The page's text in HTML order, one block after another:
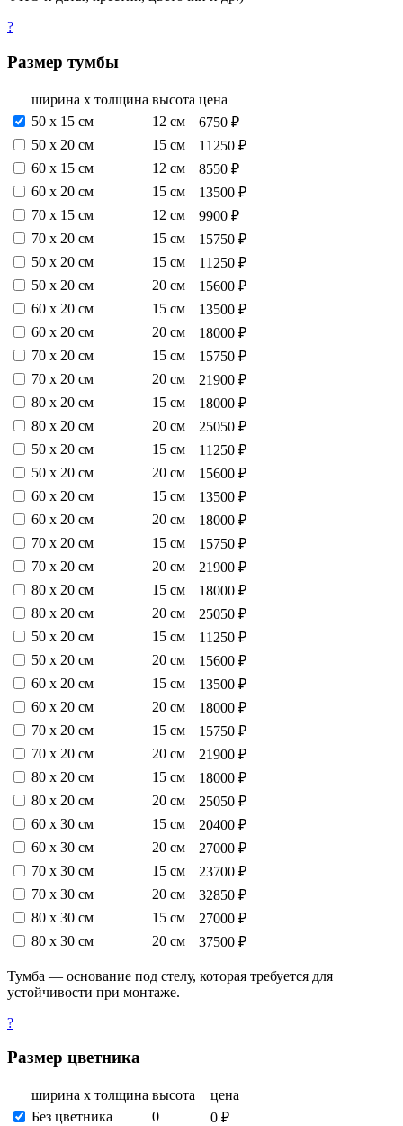
?
Размер тумбы
ширина х толщина высота цена
50 х 15 см
12 см
6750 ₽
50 х 20 см
15 см
11250 ₽
60 х 15 см
12 см
8550 ₽
60 х 20 см
15 см
13500 ₽
70 х 15 см
12 см
9900 ₽
70 х 20 см
15 см
15750 ₽
50 х 20 см
15 см
11250 ₽
50 х 20 см
20 см
15600 ₽
60 х 20 см
15 см
13500 ₽
60 х 20 см
20 см
18000 ₽
70 х 20 см
15 см
15750 ₽
70 х 20 см
20 см
21900 ₽
80 х 20 см
15 см
18000 ₽
80 х 20 см
20 см
25050 ₽
50 х 20 см
15 см
11250 ₽
50 х 20 см
20 см
15600 ₽
60 х 20 см
15 см
13500 ₽
60 х 20 см
20 см
18000 ₽
70 х 20 см
15 см
15750 ₽
70 х 20 см
20 см
21900 ₽
80 х 20 см
15 см
18000 ₽
80 х 20 см
20 см
25050 ₽
50 х 20 см
15 см
11250 ₽
50 х 20 см
20 см
15600 ₽
60 х 20 см
15 см
13500 ₽
60 х 20 см
20 см
18000 ₽
70 х 20 см
15 см
15750 ₽
70 х 20 см
20 см
21900 ₽
80 х 20 см
15 см
18000 ₽
80 х 20 см
20 см
25050 ₽
60 х 30 см
15 см
20400 ₽
60 х 30 см
20 см
27000 ₽
70 х 30 см
15 см
23700 ₽
70 х 30 см
20 см
32850 ₽
80 х 30 см
15 см
27000 ₽
80 х 30 см
20 см 37500 ₽
Тумба — основание под стелу, которая требуется для
устойчивости при монтаже.
?
Размер цветника
ширина х толщина высота
цена
Без цветника
0
0 ₽